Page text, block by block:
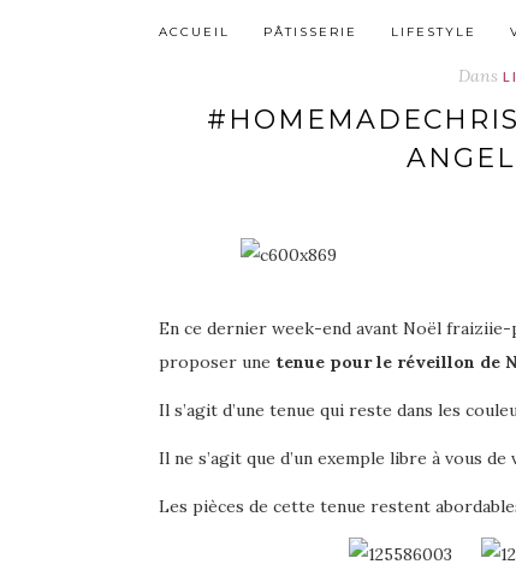
ACCUEIL PÂTISSERIE LIFESTYLE
Dans
En ce dernier week-end avant Noël fraiziie-
proposer une tenue pour le réveillon de
Il s’agit d’une tenue qui reste dans les
Il ne s’agit que d’un exemple libre à vous
Les pièces de cette tenue restent